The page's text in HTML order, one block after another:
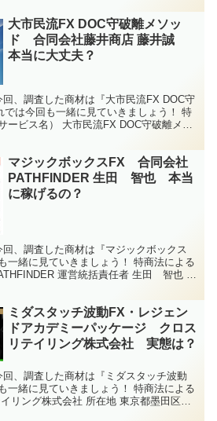
大市民流FX DOC守破離メソッ
ド 合同会社藤井商店 藤井誠
本当に大丈夫？
、調査した商材は『大市民流FX DOC守
では今回も一緒に見ていきましょう！ 特
ービス名） 大市民流FX DOC守破離メソ
マジックボックスFX 合同会社
PATHFINDER 生田 智也 本当
に稼げるの？
、調査した商材は『マジックボックス
一緒に見ていきましょう！ 特商法による
運営統括責任者 生田 智也 所
ミダスタッチ波動FX・レジェン
ドアカデミーパッケージ クロス
リテイリング株式会社 実態は？
、調査した商材は『ミダスタッチ波動
一緒に見ていきましょう！ 特商法による
リング株式会社 所在地 東京都墨田区錦